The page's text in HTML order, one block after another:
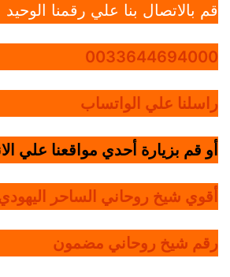
قم بالاتصال بنا علي رقمنا الوحيد
0033644694000
راسلنا علي الواتساب
أو قم بزيارة أحدي مواقعنا علي
أقوي شيخ روحاني الساحر
رقم شيخ روحاني مضمون